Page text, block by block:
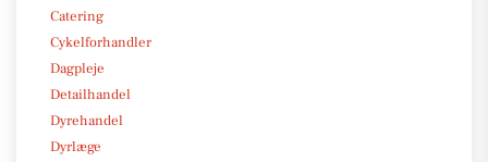
Catering
Cykelforhandler
Dagpleje
Detailhandel
Dyrehandel
Dyrlæge